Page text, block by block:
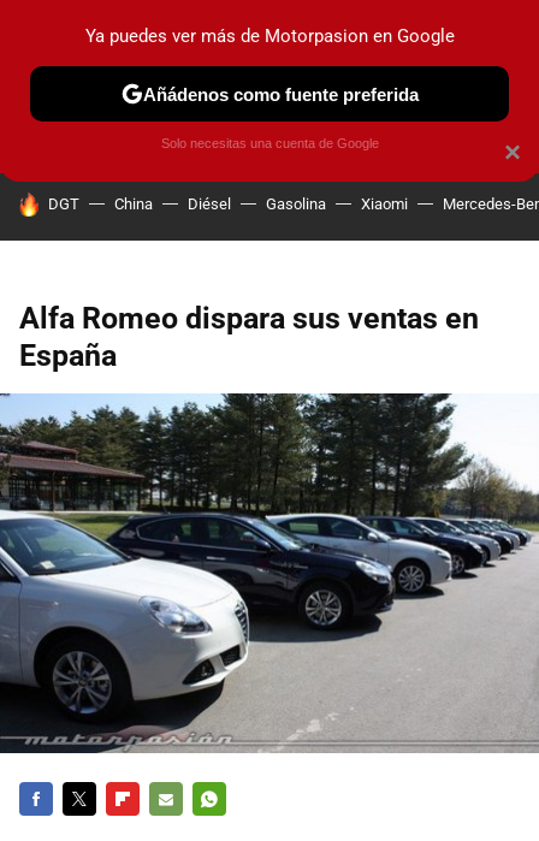
PRUEBAS COCHES ELÉCTRICOS OBSERVATORIO
HOY SE HABLA DE
DGT China Diésel Gasolina Xiaomi Mercedes-
Alfa Romeo dispara sus ventas en
España
×
Ya puedes ver más de Motorpasion en Google
Añádenos como fuente preferida
Solo necesitas una cuenta de Google